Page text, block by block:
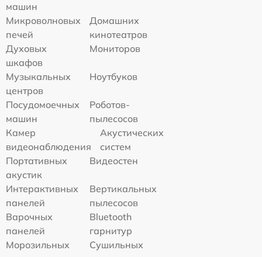
машин
Микроволновых
печей
Домашних
кинотеатров
Духовых
шкафов
Мониторов
Музыкальных
центров
Ноутбуков
Посудомоечных
машин
Роботов-
пылесосов
Камер
видеонаблюдения
Акустических
систем
Портативных
акустик
Видеостен
Интерактивных
панелей
Вертикальных
пылесосов
Варочных
панелей
Bluetooth
гарнитур
Морозильных
Сушильных